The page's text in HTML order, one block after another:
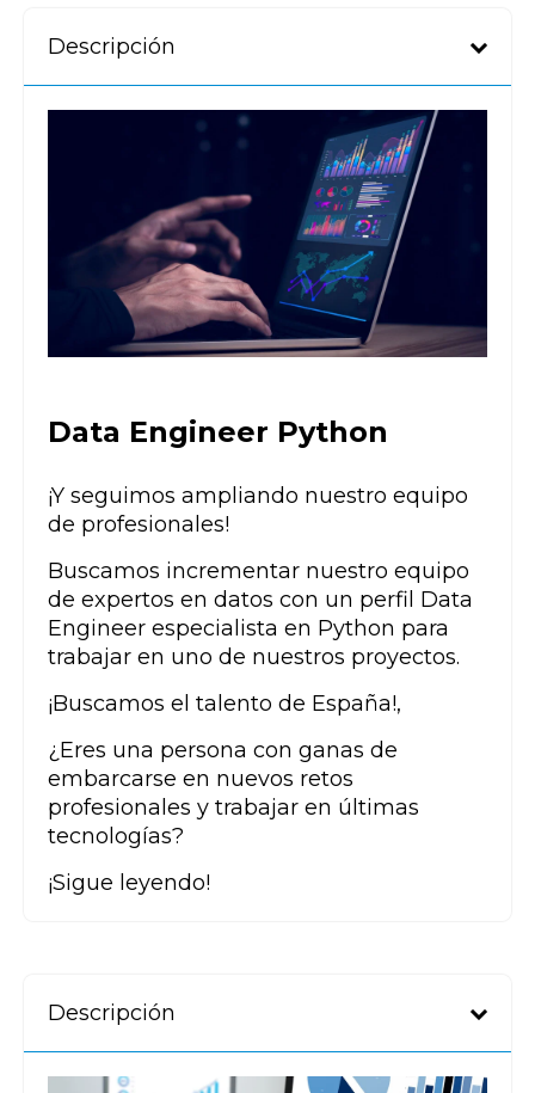
Descripción
Data Engineer Python
¡Y seguimos ampliando nuestro equipo
de profesionales!
Buscamos incrementar nuestro equipo
de expertos en datos con un perfil Data
Engineer especialista en Python para
trabajar en uno de nuestros proyectos.
¡Buscamos el talento de España!,
¿Eres una persona con ganas de
embarcarse en nuevos retos
profesionales y trabajar en últimas
tecnologías?
¡Sigue leyendo!
Descripción